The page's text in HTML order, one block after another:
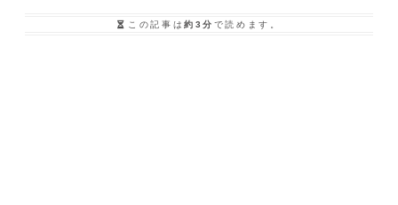
この記事は約3分 で読めます。